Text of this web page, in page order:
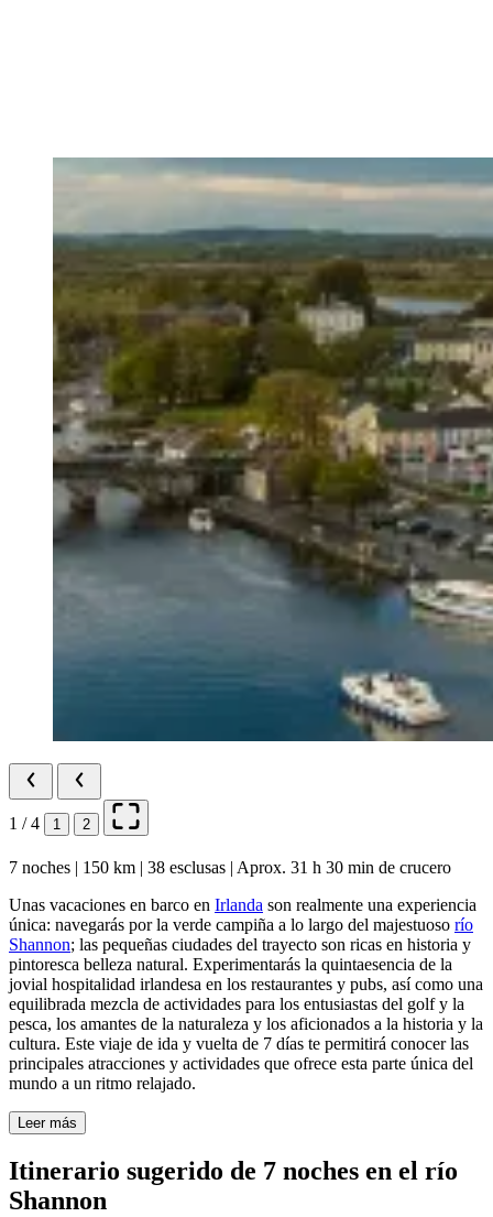
1 / 4 1 2
7 noches | 150 km | 38 esclusas | Aprox. 31 h 30 min de crucero
Unas vacaciones en barco en Irlanda son realmente una experiencia
única: navegarás por la verde campiña a lo largo del majestuoso río
Shannon; las pequeñas ciudades del trayecto son ricas en historia y
pintoresca belleza natural. Experimentarás la quintaesencia de la
jovial hospitalidad irlandesa en los restaurantes y pubs, así como una
equilibrada mezcla de actividades para los entusiastas del golf y la
pesca, los amantes de la naturaleza y los aficionados a la historia y la
cultura. Este viaje de ida y vuelta de 7 días te permitirá conocer las
principales atracciones y actividades que ofrece esta parte única del
mundo a un ritmo relajado.
Leer más
Itinerario sugerido de 7 noches en el río
Shannon